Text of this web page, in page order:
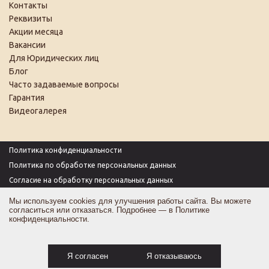
Контакты
Реквизиты
Акции месяца
Вакансии
Для Юридических лиц
Блог
Часто задаваемые вопросы
Гарантия
Видеогалерея
Политика конфиденциальности
Политика по обработке персональных данных
Согласие на обработку персональных данных
Согласие на получение рекламы
Оферта
Мы используем cookies для улучшения работы сайта. Вы можете
согласиться или отказаться. Подробнее — в Политике
конфиденциальности.
Я согласен Я отказываюсь